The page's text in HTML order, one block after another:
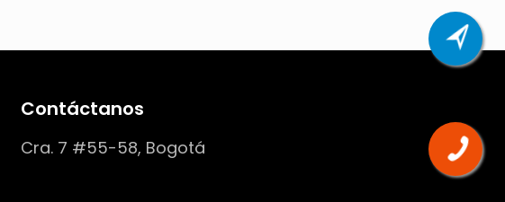
Contáctanos
Cra. 7 #55-58, Bogotá